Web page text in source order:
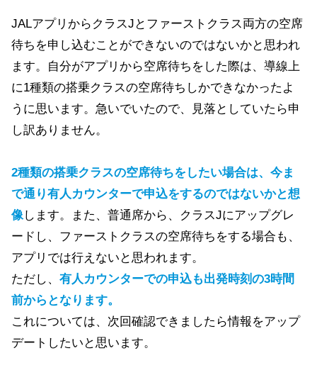
JALアプリからクラスJとファーストクラス両方の空席
待ちを申し込むことができないのではないかと思われ
ます。自分がアプリから空席待ちをした際は、導線上
に1種類の搭乗クラスの空席待ちしかできなかったよ
うに思います。急いでいたので、見落としていたら申
し訳ありません。
2種類の搭乗クラスの空席待ちをしたい場合は、今ま
で通り有人カウンターで申込をするのではないかと想
像します。また、普通席から、クラスJにアップグレ
ードし、ファーストクラスの空席待ちをする場合も、
アプリでは行えないと思われます。
ただし、 有人カウンターでの申込も出発時刻の3時間
前からとなります。
これについては、次回確認できましたら情報をアップ
デートしたいと思います。